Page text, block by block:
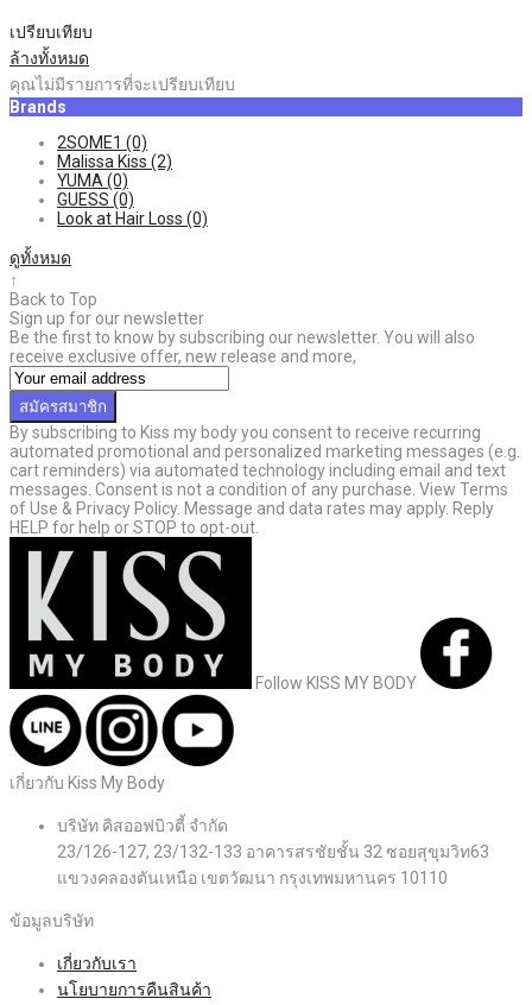
เปรียบเทียบ
ล้างทั้งหมด
คุณไม่มีรายการที่จะเปรียบเทียบ
Brands
2SOME1 (0)
Malissa Kiss (2)
YUMA (0)
GUESS (0)
Look at Hair Loss (0)
ดูทั้งหมด
↑
Back to Top
Sign up for our newsletter
Be the first to know by subscribing our newsletter. You will also
receive exclusive offer, new release and more,
สมัครสมาชิก
By subscribing to Kiss my body you consent to receive recurring
automated promotional and personalized marketing messages (e.g.
cart reminders) via automated technology including email and text
messages. Consent is not a condition of any purchase. View Terms
of Use & Privacy Policy. Message and data rates may apply. Reply
HELP for help or STOP to opt-out.
Follow KISS MY BODY
เกี่ยวกับ Kiss My Body
บริษัท คิสออฟบิวตี้ จำกัด
23/126-127, 23/132-133 อาคารสรชัยชั้น 32 ซอยสุขุมวิท63
แขวงคลองตันเหนือ เขตวัฒนา กรุงเทพมหานคร 10110
ข้อมูลบริษัท
เกี่ยวกับเรา
นโยบายการคืนสินค้า